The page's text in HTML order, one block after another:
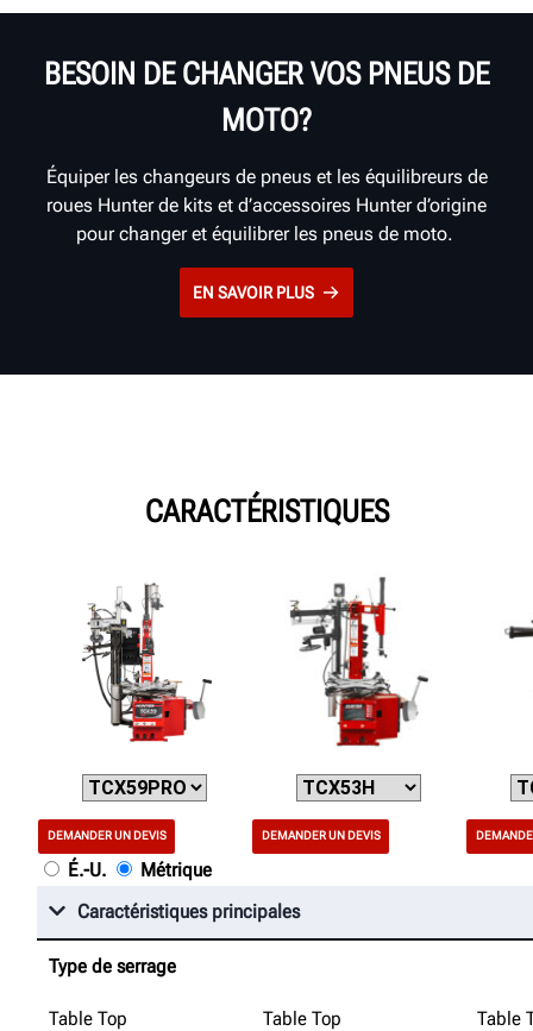
BESOIN DE CHANGER VOS PNEUS DE
MOTO?
Équiper les changeurs de pneus et les équilibreurs de
roues Hunter de kits et d’accessoires Hunter d’origine
pour changer et équilibrer les pneus de moto.
EN SAVOIR PLUS
CARACTÉRISTIQUES
DEMANDER UN DEVIS DEMANDER UN DEVIS
É.-U.
Métrique
Caractéristiques principales
Type de serrage
Table Top Table Top Table